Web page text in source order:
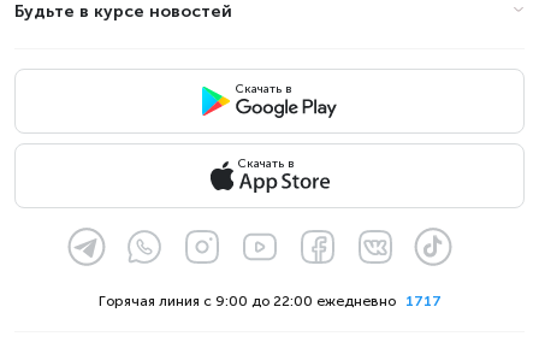
Будьте в курсе новостей
Скачать в
Скачать в
1717
Горячая линия с 9:00 до 22:00 ежедневно